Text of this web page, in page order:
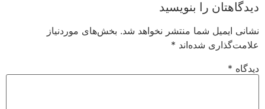
دیدگاهتان را بنویسید
نشانی ایمیل شما منتشر نخواهد شد. بخش‌های موردنیاز
علامت‌گذاری شده‌اند*
دیدگاه*